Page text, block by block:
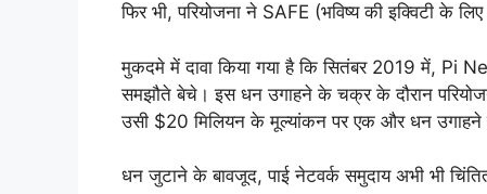
फिर भी, परियोजना ने SAFE (भविष्य की इक्विटी के
मुकदमे में दावा किया गया है कि सितंबर 2019 में,
समझौते बेचे। इस धन उगाहने के चक्र के दौरान
उसी $20 मिलियन के मूल्यांकन पर एक और धन उगाहने
धन जुटाने के बावजूद, पाई नेटवर्क समुदाय अभी भी